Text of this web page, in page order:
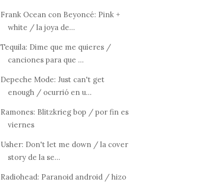
Frank Ocean con Beyoncé: Pink +
white / la joya de...
Tequila: Dime que me quieres /
canciones para que ...
Depeche Mode: Just can't get
enough / ocurrió en u...
Ramones: Blitzkrieg bop / por fin es
viernes
Usher: Don't let me down / la cover
story de la se...
Radiohead: Paranoid android / hizo